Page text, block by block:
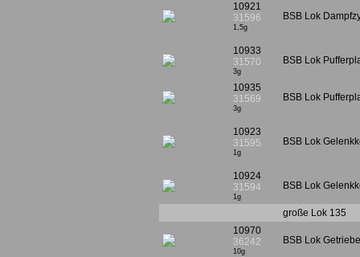
10921
31596
1,5g
BSB Lok
10933
31570
3g
BSB Lok
10935
31569
3g
BSB Lok
10923
31595
1g
BSB Lok
10924
31594
1g
BSB Lok
große Lok 135
10970
36242
10g
BSB Lok